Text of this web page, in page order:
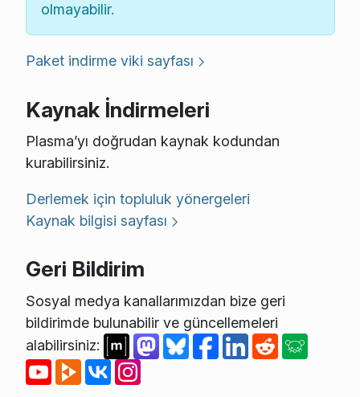
olmayabilir.
Paket indirme viki sayfası
Kaynak İndirmeleri
Plasma’yı doğrudan kaynak kodundan
kurabilirsiniz.
Derlemek için topluluk yönergeleri
Kaynak bilgisi sayfası
Geri Bildirim
Sosyal medya kanallarımızdan bize geri
bildirimde bulunabilir ve güncellemeleri
alabilirsiniz: